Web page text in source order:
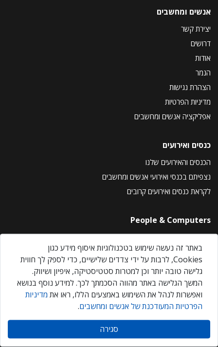
אנשים ומחשבים
יצירת קשר
דרושים
אודות
הנמר
הצהרת נגישות
מדיניות הפרטיות
אפליקציה אנשים ומחשבים
כנסים ואירועים
הכנסים והאירועים שלנו
נצפיתם בכנסי ואירועי אנשים ומחשבים
לקראת כנסים ואירועים קרובים
People & Computers
About Us
Privacy Policy
Contact Us
Our Events
אנשים ומחשבים © 2026 – כל הזכויות שמורות
באתר זה נעשה שימוש בטכנולוגיות איסוף מידע כגון
Cookies, לרבות על ידי צדדים שלישיים, כדי לספק לך חווית
גלישה טובה יותר וכן למטרות סטטיסטיקה, איפיון ושיווק.
המשך הגלישה באתר מהווה הסכמתך לכך. למידע נוסף בנושא
ואפשרות לנהל את השימוש באמצעים הללו, ראו את מדיניות
הפרטיות המעודכנת של אנשים ומחשבים.
סגירה